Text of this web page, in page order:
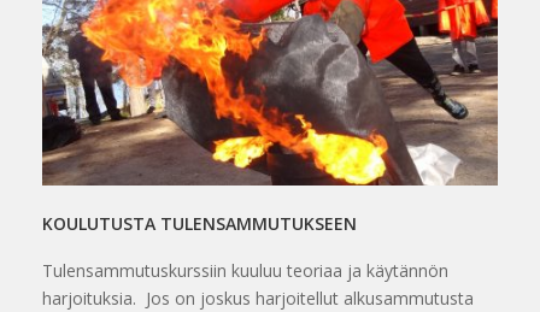
KOULUTUSTA TULENSAMMUTUKSEEN
Tulensammutuskurssiin kuuluu teoriaa ja käytännön
harjoituksia. Jos on joskus harjoitellut alkusammutusta